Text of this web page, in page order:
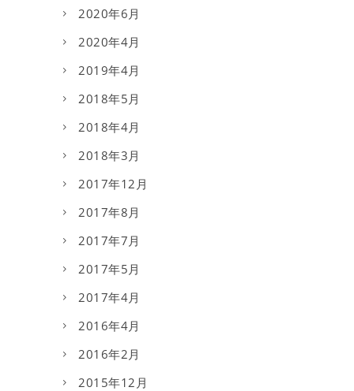
2020年6月
2020年4月
2019年4月
2018年5月
2018年4月
2018年3月
2017年12月
2017年8月
2017年7月
2017年5月
2017年4月
2016年4月
2016年2月
2015年12月